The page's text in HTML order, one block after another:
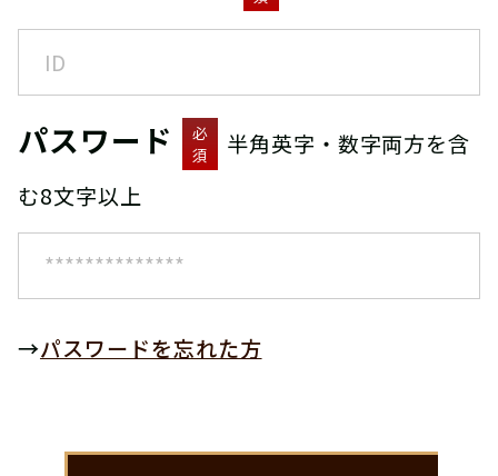
パスワード
必
須
半角英字・数字両方を含
む8文字以上
→パスワードを忘れた方